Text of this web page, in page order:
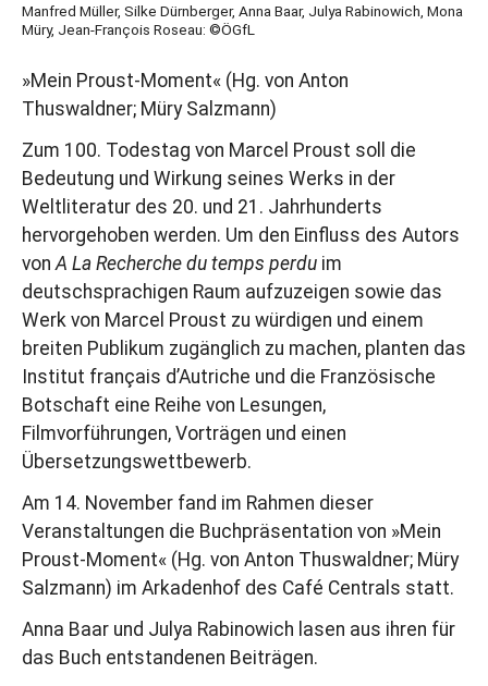
Manfred Müller, Silke Dürnberger, Anna Baar, Julya Rabinowich, Mona
Müry, Jean-François Roseau: ©ÖGfL
»Mein Proust-Moment« (Hg. von Anton
Thuswaldner; Müry Salzmann)
Zum 100. Todestag von Marcel Proust soll die
Bedeutung und Wirkung seines Werks in der
Weltliteratur des 20. und 21. Jahrhunderts
hervorgehoben werden. Um den Einfluss des Autors
von A La Recherche du temps perdu im
deutschsprachigen Raum aufzuzeigen sowie das
Werk von Marcel Proust zu würdigen und einem
breiten Publikum zugänglich zu machen, planten das
Institut français d’Autriche und die Französische
Botschaft eine Reihe von Lesungen,
Filmvorführungen, Vorträgen und einen
Übersetzungswettbewerb.
Am 14. November fand im Rahmen dieser
Veranstaltungen die Buchpräsentation von »Mein
Proust-Moment« (Hg. von Anton Thuswaldner; Müry
Salzmann) im Arkadenhof des Café Centrals statt.
Anna Baar und Julya Rabinowich lasen aus ihren für
das Buch entstandenen Beiträgen.